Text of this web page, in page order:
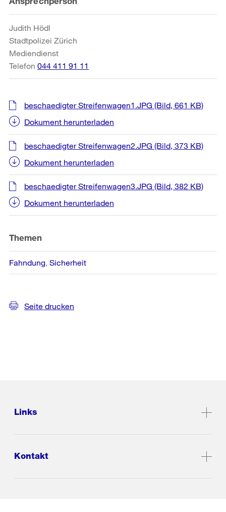
Informationen
Judith Hödl
Stadtpolizei Zürich
Mediendienst
Telefon 044 411 91 11
beschaedigter Streifenwagen1.JPG (Bild, 661 KB)
Dokument herunterladen
beschaedigter Streifenwagen2.JPG (Bild, 373 KB)
Dokument herunterladen
beschaedigter Streifenwagen3.JPG (Bild, 382 KB)
Dokument herunterladen
Themen
Fahndung Sicherheit
Seite drucken
Links
Kontakt